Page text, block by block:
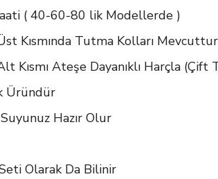
( 40-60-80 lik Modellerde )
Kısmında Tutma Kolları Mevcuttur
Kısmı Ateşe Dayanıklı Harçla (Çift
Üründür
Hazır Olur
Olarak Da Bilinir